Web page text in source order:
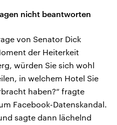
nicht beantworten
von Senator Dick
der Heiterkeit
würden Sie sich wohl
in welchem Hotel Sie
haben?“ fragte
Facebook-Datenskandal.
sagte dann lächelnd